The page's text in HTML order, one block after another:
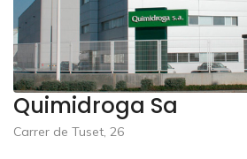
Quimidroga Sa
Carrer de Tuset, 26